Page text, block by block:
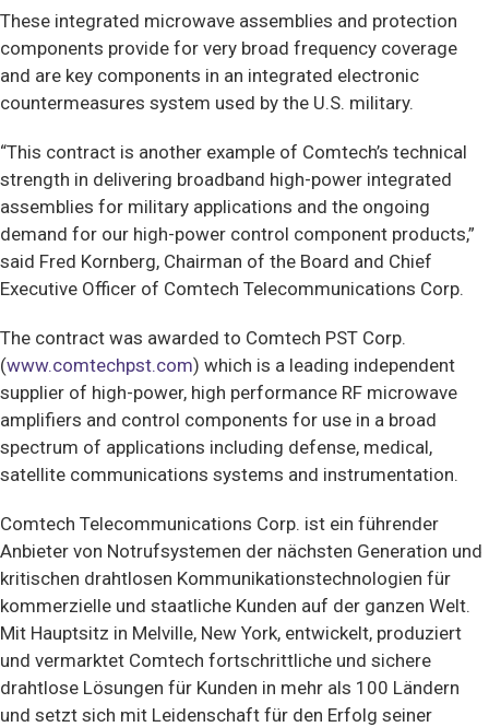
These integrated microwave assemblies and protection
components provide for very broad frequency coverage
and are key components in an integrated electronic
countermeasures system used by the U.S. military.
“This contract is another example of Comtech’s technical
strength in delivering broadband high-power integrated
assemblies for military applications and the ongoing
demand for our high-power control component products,”
said Fred Kornberg, Chairman of the Board and Chief
Executive Officer of Comtech Telecommunications Corp.
The contract was awarded to Comtech PST Corp.
(www.comtechpst.com) which is a leading independent
supplier of high-power, high performance RF microwave
amplifiers and control components for use in a broad
spectrum of applications including defense, medical,
satellite communications systems and instrumentation.
Comtech Telecommunications Corp. ist ein führender
Anbieter von Notrufsystemen der nächsten Generation und
kritischen drahtlosen Kommunikationstechnologien für
kommerzielle und staatliche Kunden auf der ganzen Welt.
Mit Hauptsitz in Melville, New York, entwickelt, produziert
und vermarktet Comtech fortschrittliche und sichere
drahtlose Lösungen für Kunden in mehr als 100 Ländern
und setzt sich mit Leidenschaft für den Erfolg seiner